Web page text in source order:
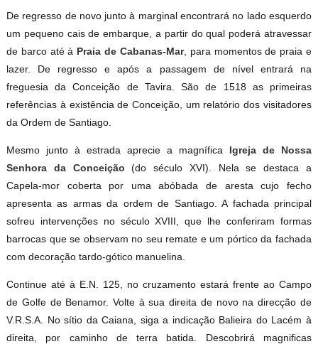
De regresso de novo junto à marginal encontrará no lado esquerdo
um pequeno cais de embarque, a partir do qual poderá atravessar
de barco até à Praia de Cabanas-Mar, para momentos de praia e
lazer. De regresso e após a passagem de nível entrará na
freguesia da Conceição de Tavira. São de 1518 as primeiras
referências à existência de Conceição, um relatório dos visitadores
da Ordem de Santiago.
Mesmo junto à estrada ­­aprecie a magnífica Igreja de Nossa
Senhora da Conceição(do século XVI). Nela se destaca a
Capela-mor coberta por uma abóbada de aresta cujo fecho
apresenta as armas da ordem de Santiago. A fachada principal
sofreu intervenções no século XVIII, que lhe conferiram formas
barrocas que se observam no seu remate e um pórtico da fachada
com decoração tardo-gótico manuelina.
Continue até à E.N. 125, no cruzamento estará frente ao Campo
de Golfe de Benamor. Volte à sua direita de novo na direcção de
V.R.S.A. No sítio da Caiana, siga a indicação Balieira do Lacém à
direita, por caminho de terra batida. Descobrirá magnificas